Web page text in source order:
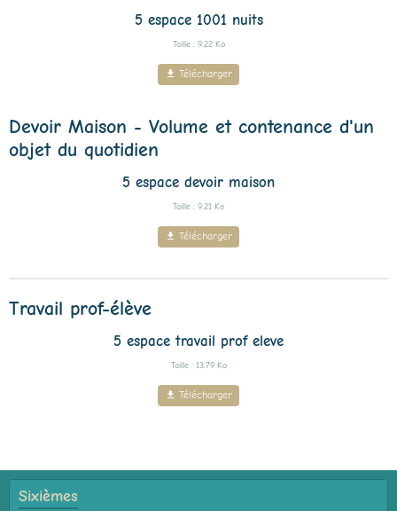
5 espace 1001 nuits
Taille : 9.22 Ko
Télécharger
Devoir Maison - Volume et contenance d'un
objet du quotidien
5 espace devoir maison
Taille : 9.21 Ko
Télécharger
Travail prof-élève
5 espace travail prof eleve
Taille : 13.79 Ko
Télécharger
Sixièmes